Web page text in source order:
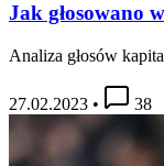
Jak głosowano
Analiza głosów
27.02.2023 • 38